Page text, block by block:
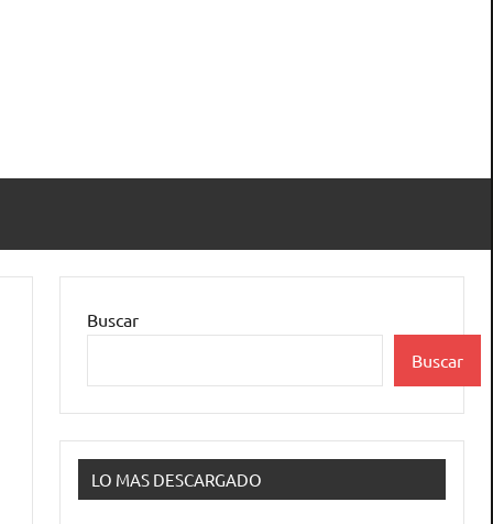
Buscar
Buscar
LO MAS DESCARGADO